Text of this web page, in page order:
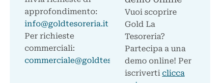
approfondimento:
info@goldtesoreria.it
Per richieste
commerciali:
commerciale@goldtesoreria.it
Vuoi scoprire
Gold La
Tesoreria?
Partecipa a una
demo online! Per
iscriverti clicca